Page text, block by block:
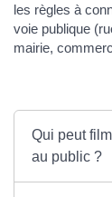
les règles à
voie publique
mairie,
Qui peut
au public ?